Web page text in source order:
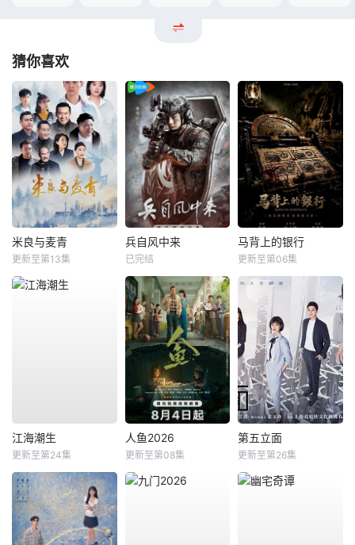
猜你喜欢
米良与麦青
更新至第13集
兵自风中来
已完结
马背上的银行
更新至第06集
江海潮生
更新至第24集
人鱼2026
更新至第08集
第五立面
更新至第26集